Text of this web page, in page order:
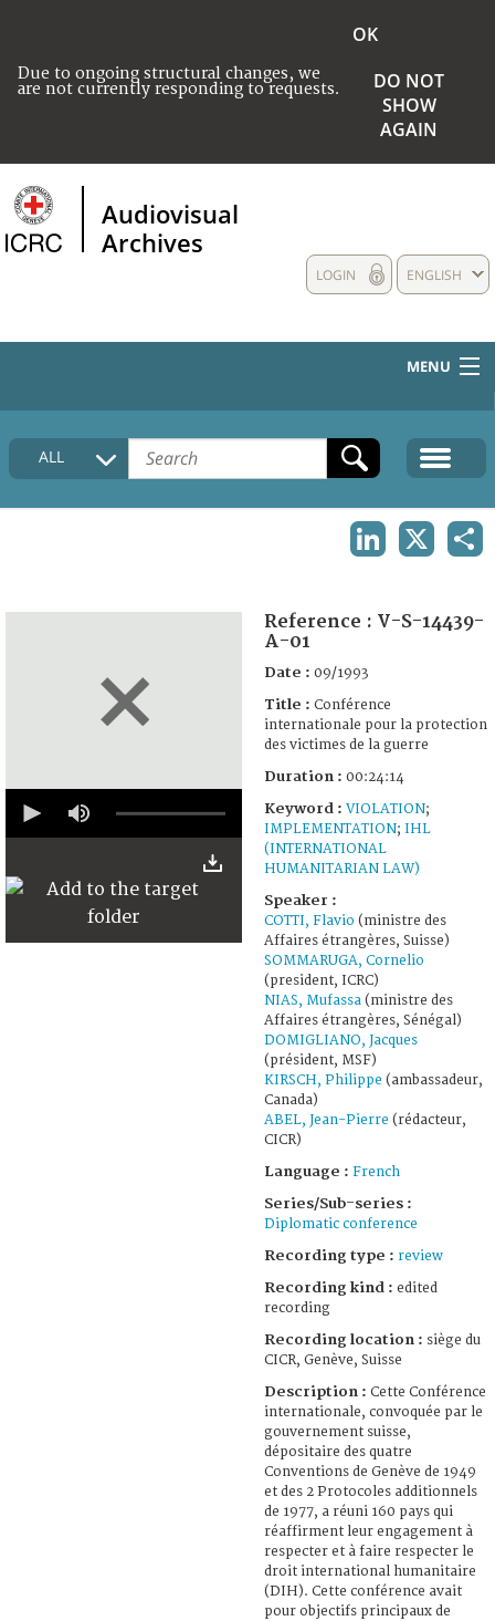
Due to ongoing structural changes, we
are not currently responding to requests.
OK
DO NOT
SHOW
AGAIN
Audiovisual
Archives
ENGLISH
LOGIN
MENU
HOME
COLLECTIONS DESCRIPTION
ALL
seconds
14
Reference : V-S-14439-
A-01
Date : 09/1993
Title : Conférence
internationale pour la protection
des victimes de la guerre
Duration : 00:24:14
Keyword : VIOLATION;
IMPLEMENTATION; IHL
(INTERNATIONAL
HUMANITARIAN LAW)
Speaker :
COTTI, Flavio (ministre des
Affaires étrangères, Suisse)
SOMMARUGA, Cornelio
(president, ICRC)
NIAS, Mufassa (ministre des
Affaires étrangères, Sénégal)
DOMIGLIANO, Jacques
(président, MSF)
KIRSCH, Philippe (ambassadeur,
Canada)
ABEL, Jean-Pierre (rédacteur,
CICR)
Language : French
Series/Sub-series :
Diplomatic conference
Recording type : review
Recording kind : edited
recording
Recording location : siège du
CICR, Genève, Suisse
Description : Cette Conférence
internationale, convoquée par le
gouvernement suisse,
dépositaire des quatre
Conventions de Genève de 1949
et des 2 Protocoles additionnels
de 1977, a réuni 160 pays qui
réaffirment leur engagement à
respecter et à faire respecter le
droit international humanitaire
(DIH). Cette conférence avait
pour objectifs principaux de